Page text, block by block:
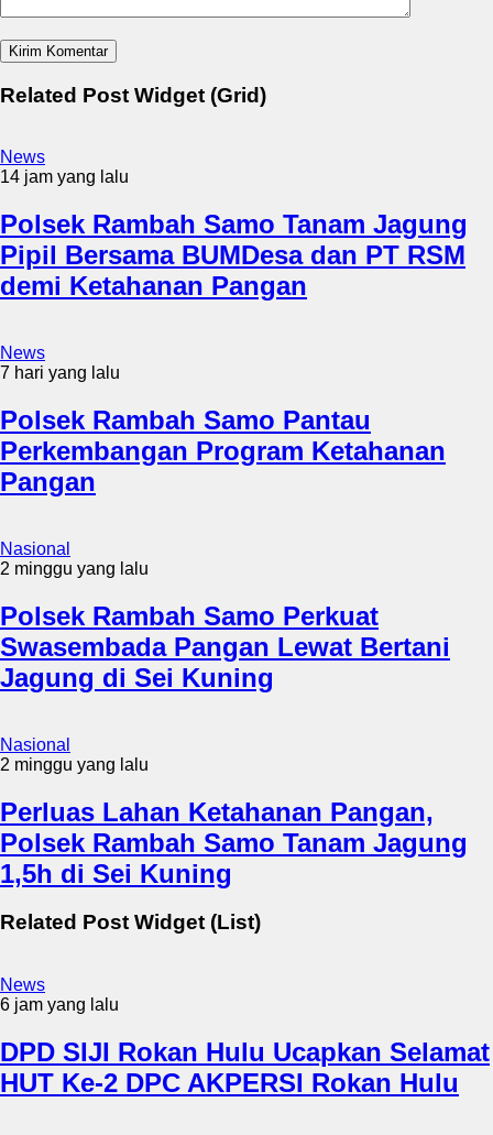
Related Post Widget (Grid)
News
14 jam yang lalu
Polsek Rambah Samo Tanam Jagung
Pipil Bersama BUMDesa dan PT RSM
demi Ketahanan Pangan
News
7 hari yang lalu
Polsek Rambah Samo Pantau
Perkembangan Program Ketahanan
Pangan
Nasional
2 minggu yang lalu
Polsek Rambah Samo Perkuat
Swasembada Pangan Lewat Bertani
Jagung di Sei Kuning
Nasional
2 minggu yang lalu
Perluas Lahan Ketahanan Pangan,
Polsek Rambah Samo Tanam Jagung
1,5h di Sei Kuning
Related Post Widget (List)
News
6 jam yang lalu
DPD SIJI Rokan Hulu Ucapkan Selamat
HUT Ke-2 DPC AKPERSI Rokan Hulu